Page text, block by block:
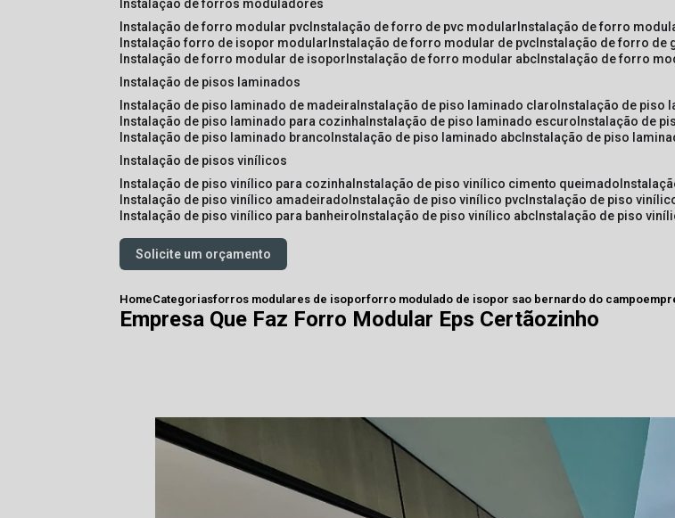
instalação de forros moduladores
instalação de forro modular pvc instalação de forro de pvc modular instalação de forro
instalação forro de isopor modular instalação de forro modular de pvc instalação de forro de
instalação de forro modular de isopor instalação de forro modular abc instalação de forro
instalação de pisos laminados
instalação de piso laminado de madeira instalação de piso laminado claro instalação de piso
instalação de piso laminado para cozinha instalação de piso laminado escuro instalação de
instalação de piso laminado branco instalação de piso laminado abc instalação de piso
instalação de pisos vinílicos
instalação de piso vinílico para cozinha instalação de piso vinílico cimento queimado
instalação de piso vinílico amadeirado instalação de piso vinílico pvc instalação de piso
instalação de piso vinílico para banheiro instalação de piso vinílico abc instalação de piso
Solicite um orçamento
HomeCategoriasforros modulares de isoporforro modulado de isopor sao bernardo do campo
Empresa Que Faz Forro Modular Eps Certãozinho